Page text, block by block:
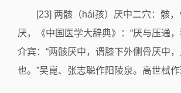
[23] 两骸（hái孩）厌中二穴：骸，
厌，《中国医学大辞典》：“厌与压通
介宾：“两骸厌中，谓膝下外侧骨厌中
也。”吴崑、张志聪作阳陵泉。高世栻作